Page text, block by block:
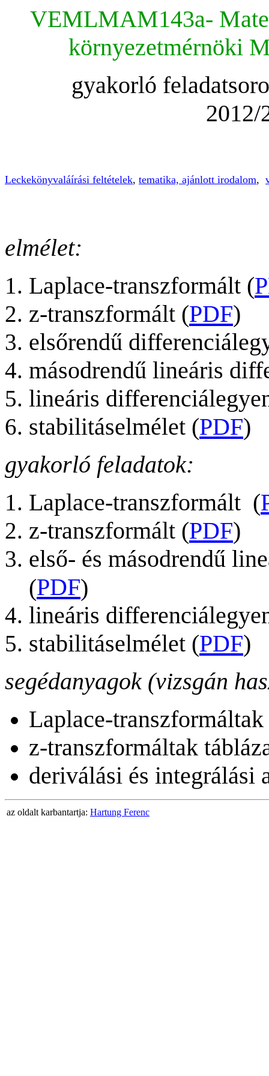
VEMLMAM143a-
környezetmérnöki
gyakorló
2012/
Leckekönyvaláírási feltételek, tematika, ajánlott irodalom,
elmélet:
Laplace-transzformált (
z-transzformált (PDF)
elsőrendű
másodrendű lineáris
lineáris
stabilitáselmélet (PDF)
gyakorló feladatok:
Laplace-transzformált (
z-transzformált (PDF)
első- és másodrendű
(PDF)
lineáris
stabilitáselmélet (PDF)
segédanyagok (vizsgán
Laplace-
z-transzformáltak
deriválási és integrálási
az oldalt karbantartja: Hartung Ferenc